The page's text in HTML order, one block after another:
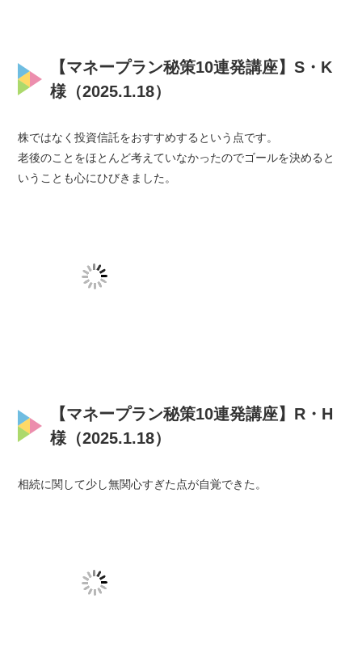
【マネープラン秘策10連発講座】S・K
様（2025.1.18）
株ではなく投資信託をおすすめするという点です。
老後のことをほとんど考えていなかったのでゴールを決めると
いうことも心にひびきました。
【マネープラン秘策10連発講座】R・H
様（2025.1.18）
相続に関して少し無関心すぎた点が自覚できた。